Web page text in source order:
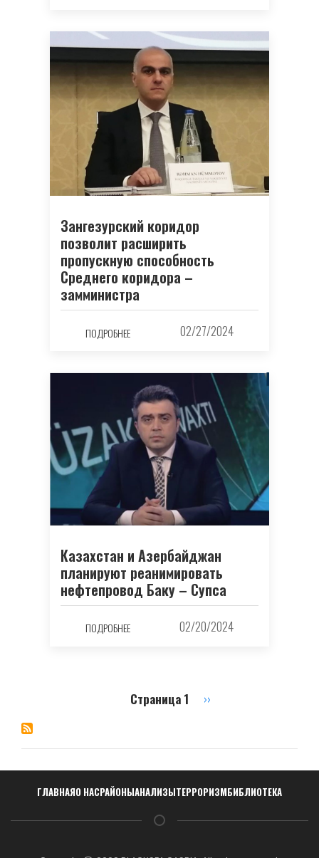
Зангезурский коридор
позволит расширить
пропускную способность
Среднего коридора –
замминистра
ПОДРОБНЕЕ 02/27/2024
Казахстан и Азербайджан
планируют реанимировать
нефтепровод Баку – Супса
ПОДРОБНЕЕ 02/20/2024
страниц
Страница 1
Следующая
››
Навигация
ГЛАВНАЯО НАСРАЙОНЫАНАЛИЗЫТЕРРОРИЗМБИБЛИОТЕКА